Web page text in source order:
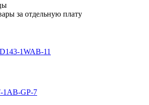
за отдельную плату
1WAB-11
1AB-GP-7